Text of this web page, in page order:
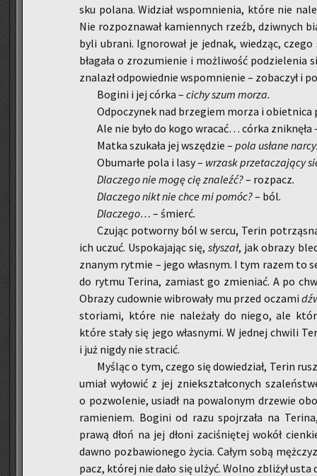
sku po­la­na. Wi­dział wspo­mnie­nia, które nie
Nie roz­po­zna­wał ka­mien­nych rzeźb, dziw­nych
byli ubra­ni. Igno­ro­wał je jed­nak, wie­dząc,
bła­ga­ła o zro­zu­mie­nie i moż­li­wość po­dzie­le­nia
zna­lazł od­po­wied­nie wspo­mnie­nie – zo­ba­czył i
Bo­gi­ni i jej córka – cichyszum morza.
Od­po­czy­nek nad brze­giem morza i
Ale nie było do kogo wra­cać… córka znik­nę­ła
Matka szu­ka­ła jej wszę­dzie – pola usła­ne
Ob­umar­łe pola i lasy – wrzask prze­ta­cza­ją­cy
Dla­cze­go nie mogę cię zna­leźć?– roz­pacz.
Dla­cze­go nikt nie chce mi pomóc?– ból.
Dla­cze­go… – śmierć.
Czu­jąc po­twor­ny ból w sercu, Terin
ich uczuć. Uspo­ka­ja­jąc się,sły­szał, jak ob­ra­zy
zna­nym ryt­mie – jego wła­snym. I tym razem to
do rytmu Te­ri­na, za­miast go zmie­niać. A po
Ob­ra­zy cu­dow­nie wi­bro­wa­ły mu przed ocza­mi
sto­ria­mi, które nie na­le­ża­ły do niego, ale
które stały się jego wła­sny­mi. W jed­nej chwi­li
i już nigdy nie stra­cić.
My­śląc o tym, czego się do­wie­dział, Terin
umiał wy­ło­wić z jej znie­kształ­co­nych
o po­zwo­le­nie, usiadł na po­wa­lo­nym drze­wie
ra­mie­niem. Bo­gi­ni od razu spoj­rza­ła na
prawą dłoń na jej dłoni za­ci­śnię­tej wokół
dawno po­zba­wio­ne­go życia. Całym sobą
pacz, któ­rej nie dało się ulżyć. Wolno zbli­żył usta